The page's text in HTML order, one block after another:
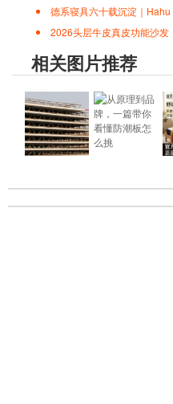
德系寝具六十载沉淀｜Hahu
2026头层牛皮真皮功能沙发
相关图片推荐